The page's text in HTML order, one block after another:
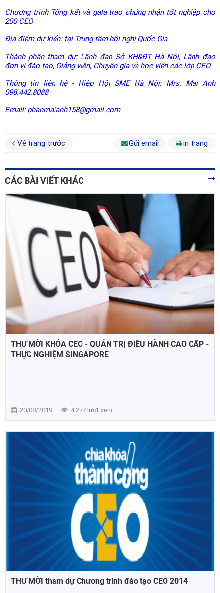
Chương trình Tổng kết và gala trao chứng nhận tốt nghiệp cho
200 CEO
Địa điểm dự kiến: tại Trung tâm hội nghị Quốc Gia
Thành phần tham dự: Lãnh đạo Sở KH&ĐT Hà Nội, Lãnh đạo
đơn vị đào tạo, Giảng viên, Chuyên gia và học viên các lớp CEO
Thông tin liên hệ - Hiệp Hội SME Hà Nội: Mrs. Mai Anh
098.442.8088
Email: phanmaianh158@gmail.com
Về trang trước Gửi email in trang
CÁC BÀI VIẾT KHÁC
THƯ MỜI KHÓA CEO - QUẢN TRỊ ĐIỀU HÀNH CAO CẤP -
THỰC NGHIỆM SINGAPORE
20/08/2019 4.277 lượt xem
THƯ MỜI tham dự Chương trình đào tạo CEO 2014